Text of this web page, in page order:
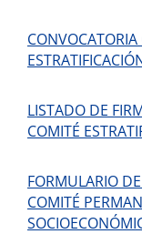
LISTADO DE
COMITÉ
FORMULARIO
COMITÉ